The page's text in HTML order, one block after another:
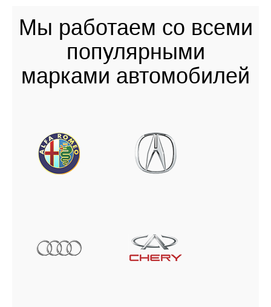
Мы работаем со всеми
популярными
марками автомобилей